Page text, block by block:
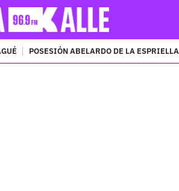
POSESIÓN ABELARDO DE LA ESPRIELLA